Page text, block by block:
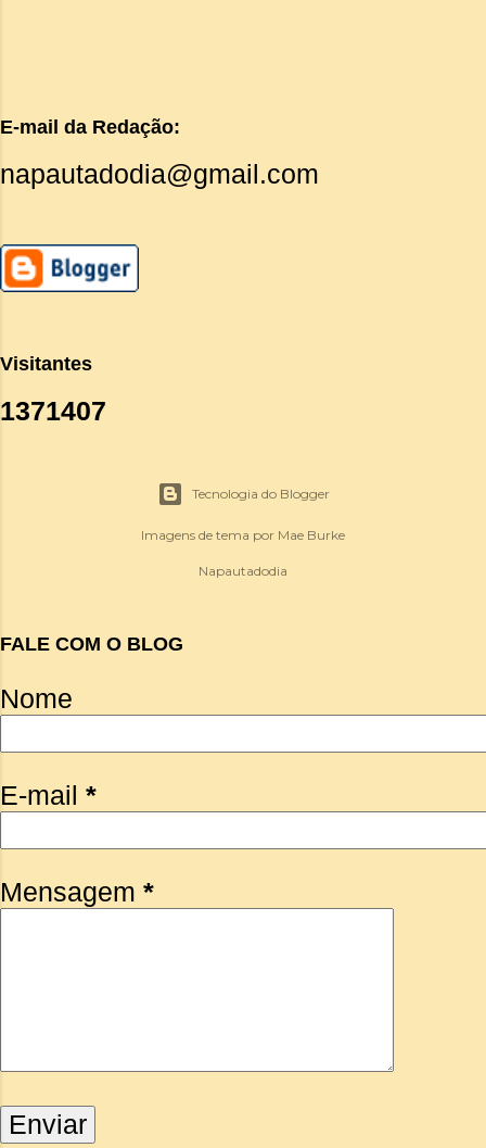
E-mail da Redação:
napautadodia@gmail.com
Visitantes
1371407
Tecnologia do Blogger
Imagens de tema por Mae Burke
Napautadodia
FALE COM O BLOG
Nome
E-mail *
Mensagem *